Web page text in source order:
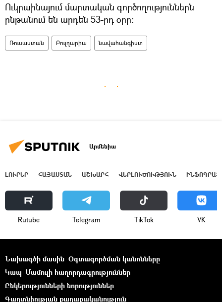
Ուկրաինայում մարտական գործողություններն
ընթանում են արդեն 53-րդ օրը։
Ռուսաստան Բուլղարիա նավահանգիստ
Արմենիա
ԼՈՒՐԵՐ ՀԱՅԱՍՏԱՆ ԱՇԽԱՐՀ ՎԵՐԼՈՒԾՈՒԹՅՈՒՆ
Rutube Telegram ТikТоk VK
Նախագծի մասին Օգտագործման կանոնները
Կապ Մամուլի հաղորդագրություններ
Ընկերությունների նորություններ
Գաղտնիության քաղաքականություն